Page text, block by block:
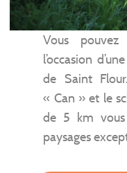
Vous
l’occasion
de Saint
« Can » et le
de 5 km
paysages